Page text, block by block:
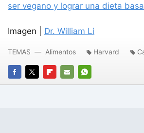
ser vegano y lograr una dieta
Imagen | Dr. William Li
FACEBOOK
TWITTERFLIPBOARD
E-
WHATSAPP
TEMAS Alimentos Harvard